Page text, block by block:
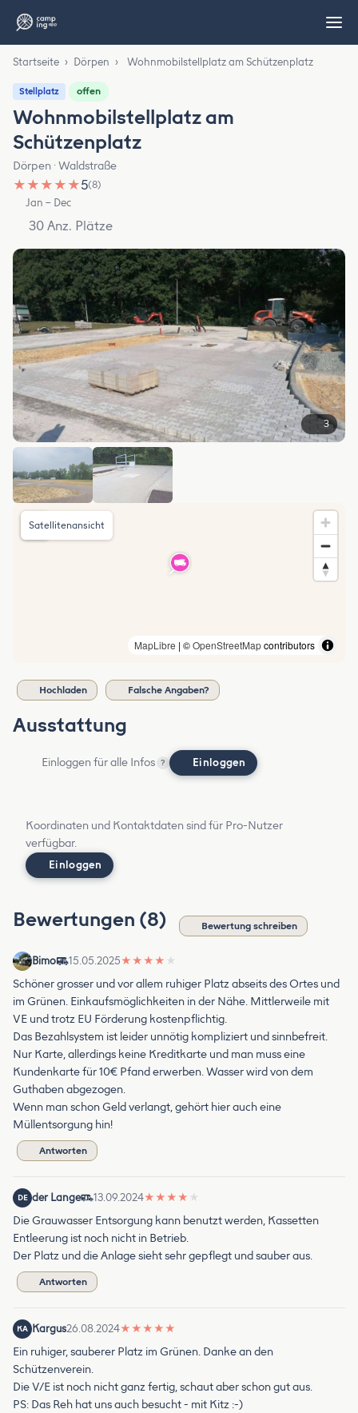
Startseite › Dörpen › Wohnmobilstellplatz am Schützenplatz
Stellplatz offen
Wohnmobilstellplatz am
Schützenplatz
Dörpen · Waldstraße
★ ★ ★ ★ ★5(8)
Jan – Dec
30 Anz. Plätze
3
MapLibre | ©OpenStreetMapcontributors
Satellitenansicht
Hochladen Falsche Angaben?
Ausstattung
Einloggen für alle Infos ? Einloggen
Koordinaten und Kontaktdaten sind für Pro-Nutzer
verfügbar.
Einloggen
Bewertungen (8) Bewertung schreiben
Bimo 15.05.2025★ ★ ★ ★ ★
Schöner grosser und vor allem ruhiger Platz abseits des Ortes und
im Grünen. Einkaufsmöglichkeiten in der Nähe. Mittlerweile mit
VE und trotz EU Förderung kostenpflichtig.
Das Bezahlsystem ist leider unnötig kompliziert und sinnbefreit.
Nur Karte, allerdings keine Kreditkarte und man muss eine
Kundenkarte für 10€ Pfand erwerben. Wasser wird von dem
Guthaben abgezogen.
Wenn man schon Geld verlangt, gehört hier auch eine
Müllentsorgung hin!
Antworten
DE der Lange 13.09.2024★ ★ ★ ★ ★
Die Grauwasser Entsorgung kann benutzt werden, Kassetten
Entleerung ist noch nicht in Betrieb.
Der Platz und die Anlage sieht sehr gepflegt und sauber aus.
Antworten
KA Kargus26.08.2024★ ★ ★ ★ ★
Ein ruhiger, sauberer Platz im Grünen. Danke an den
Schützenverein.
Die V/E ist noch nicht ganz fertig, schaut aber schon gut aus.
PS: Das Reh hat uns auch besucht - mit Kitz :-)